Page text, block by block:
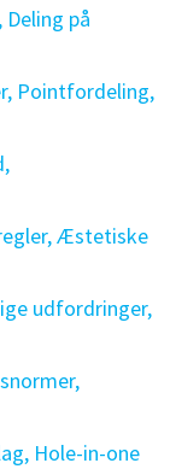
på
Pointfordeling,
Æstetiske
udfordringer,
Hole-in-one